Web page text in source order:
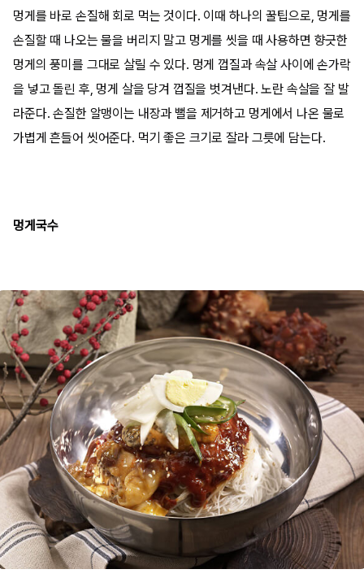
멍게를 바로 손질해 회로 먹는 것이다. 이때 하나의 꿀팁으로, 멍게를
손질할 때 나오는 물을 버리지 말고 멍게를 씻을 때 사용하면 향긋한
멍게의 풍미를 그대로 살릴 수 있다. 멍게 껍질과 속살 사이에 손가락
을 넣고 돌린 후, 멍게 살을 당겨 껍질을 벗겨낸다. 노란 속살을 잘 발
라준다. 손질한 알맹이는 내장과 뻘을 제거하고 멍게에서 나온 물로
가볍게 흔들어 씻어준다. 먹기 좋은 크기로 잘라 그릇에 담는다.
멍게국수